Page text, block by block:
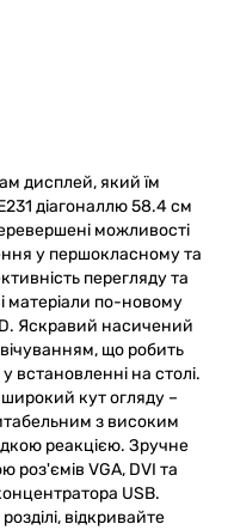
дисплей, який їм
діагоналлю 58.4 см
можливості
у першокласному та
перегляду та
матеріали по-новому
Яскравий насичений
що робить
встановленні на столі.
кут огляду –
з високим
реакцією. Зручне
роз'ємів VGA, DVI та
USB.
відкривайте